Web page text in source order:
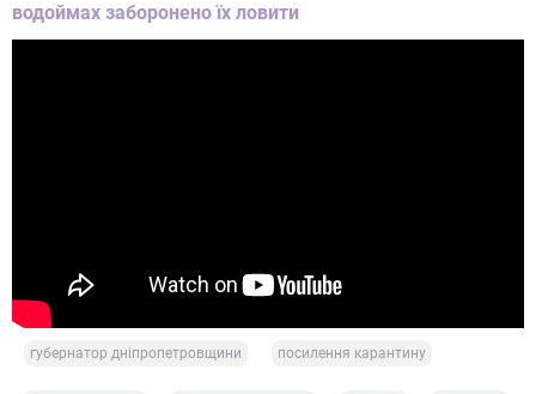
водоймах заборонено їх ловити
губернатор дніпропетровщини посилення карантину